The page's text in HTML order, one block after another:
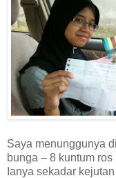
Saya menunggunya
bunga – 8 kuntum
Ianya sekadar